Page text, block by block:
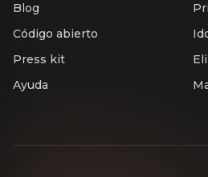
Blog
Código abierto
Press kit
Ayuda